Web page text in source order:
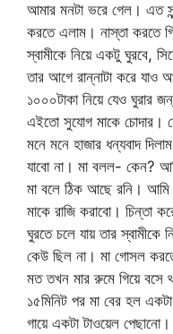
আমার মনটা ভরে গেল। এত
করতে এলাম। নাস্তা করতে
স্বামীকে নিয়ে একটু ঘুরবে,
তার আগে রান্নাটা করে
১০০০টাকা নিয়ে যেও ঘুরার
এইতো সুযোগ মাকে চোদার।
মনে মনে হাজার ধন্যবাদ
যাবো না। মা বলল- কেন?
মা বলে ঠিক আছে রনি। আমি
মাকে রাজি করাবো। চিন্তা
ঘুরতে চলে যায় তার
কেউ ছিল না। মা গোসল
মত তখন মার রুমে গিয়ে বসে
১৫মিনিট পর মা বের হল
গায়ে একটা টাওয়েল পেছানো।